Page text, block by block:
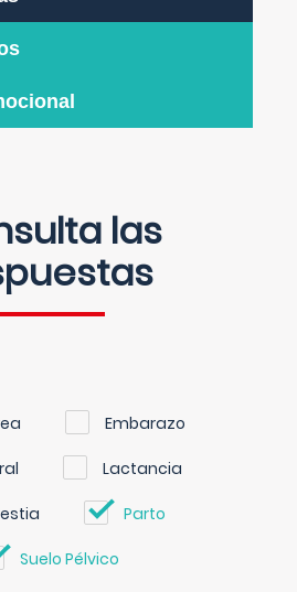
las
Embarazo
Lactancia
Parto
Suelo Pélvico